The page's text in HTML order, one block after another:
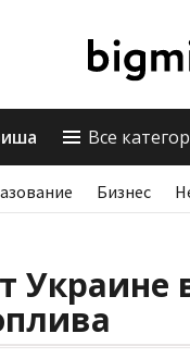
Все
Бизнес
Украине